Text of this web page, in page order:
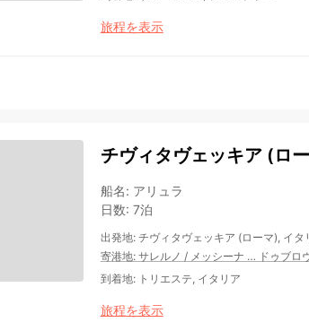
旅程を表示
チヴィタヴェッキア (ロ
船名: アリュラ
日数: 7泊
出発地: チヴィタヴェッキア (ローマ), イタ
寄港地: サレルノ / メッシーナ … ドゥブロ
到着地: トリエステ, イタリア
旅程を表示